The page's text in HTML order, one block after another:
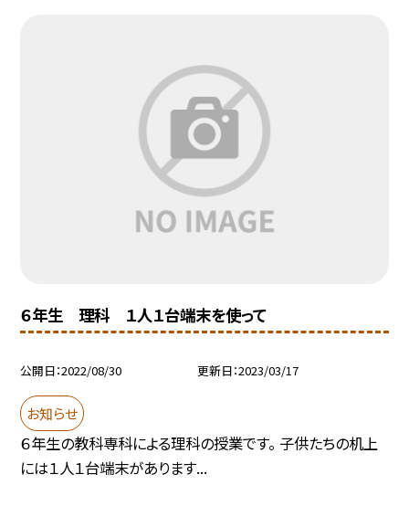
６年生 理科 １人１台端末を使って
公開日 2022/08/30 更新日 2023/03/17
お知らせ
６年生の教科専科による理科の授業です。 子供たちの机上
には１人１台端末があります...